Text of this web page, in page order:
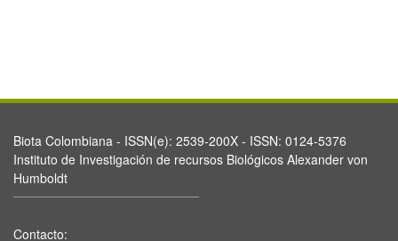
Biota Colombiana - ISSN(e): 2539-200X - ISSN: 0124-5376
Instituto de Investigación de recursos Biológicos Alexander von
Humboldt
Contacto: